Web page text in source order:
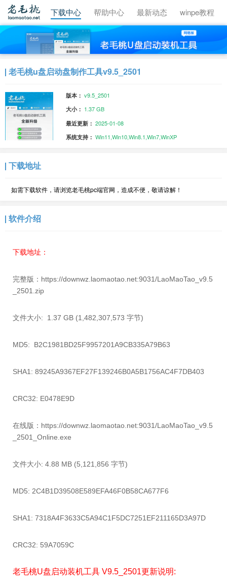
视频教程 下载中心 帮助中心 最新动态 winpe教程
老毛桃u盘启动盘制作工具v9.5_2501
版本： v9.5_2501
大小： 1.37 GB
最近更新： 2025-01-08
系统支持： Win11,Win10,Win8.1,Win7,WinXP
下载地址
如需下载软件，请浏览老毛桃pc端官网，造成不便，敬请谅解！
软件介绍
下载地址：
完整版： https://downwz.laomaotao.net:9031/LaoMaoTao_v9.5
_2501.zip
文件大小: 1.37 GB (1,482,307,573 字节)
MD5: B2C1981BD25F9957201A9CB335A79B63
SHA1: 89245A9367EF27F139246B0A5B1756AC4F7DB403
CRC32: E0478E9D
在线版： https://downwz.laomaotao.net:9031/LaoMaoTao_v9.5
_2501_Online.exe
文件大小: 4.88 MB (5,121,856 字节)
MD5: 2C4B1D39508E589EFA46F0B58CA677F6
SHA1: 7318A4F3633C5A94C1F5DC7251EF211165D3A97D
CRC32: 59A7059C
老毛桃U盘启动装机工具 V9.5_2501更新说明: